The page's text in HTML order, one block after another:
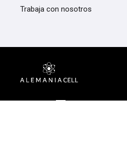
Trabaja con nosotros